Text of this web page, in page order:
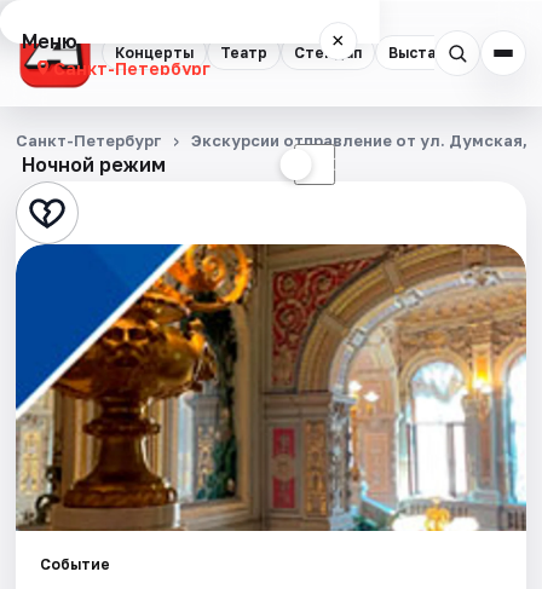
Концерты Театр Стендап Выставки
Меню ×
Санкт-Петербург
Концерты
Театр
Стендап
Выставки
Квесты
Экскурсии
Спорт
События
Ночной режим ☾
Санкт-Петербург Экскурсии отправление от ул. Думская,
Событие